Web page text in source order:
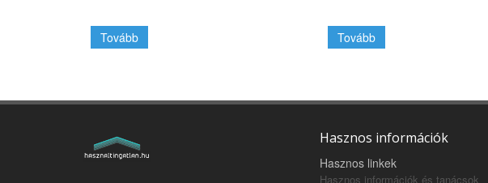
Tovább Tovább
Hasznos információk
Hasznos linkek
Hasznos információk és tanácsok